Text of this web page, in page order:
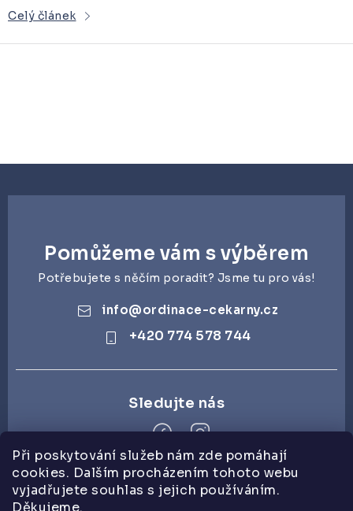
Při poskytování služeb nám zde pomáhají
cookies. Dalším procházením tohoto webu
vyjadřujete souhlas s jejich používáním.
Děkujeme.
Celý článek
d
s
u
Pomůžeme vám s výběrem
Potřebujete s něčím poradit? Jsme tu pro vás!
info@ordinace-cekarny.cz
+420 774 578 744